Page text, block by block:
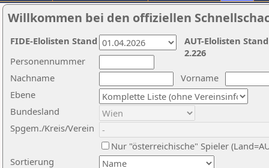
Willkommen bei den offiziellen
Nachname
Vorname
Ebene
Sortierung
Personennummer
Bundesland
Spgem./Kreis/Verein
Nur "österreichische" Spieler
AUT-Elolisten
2.226
FIDE-Elolisten Stand